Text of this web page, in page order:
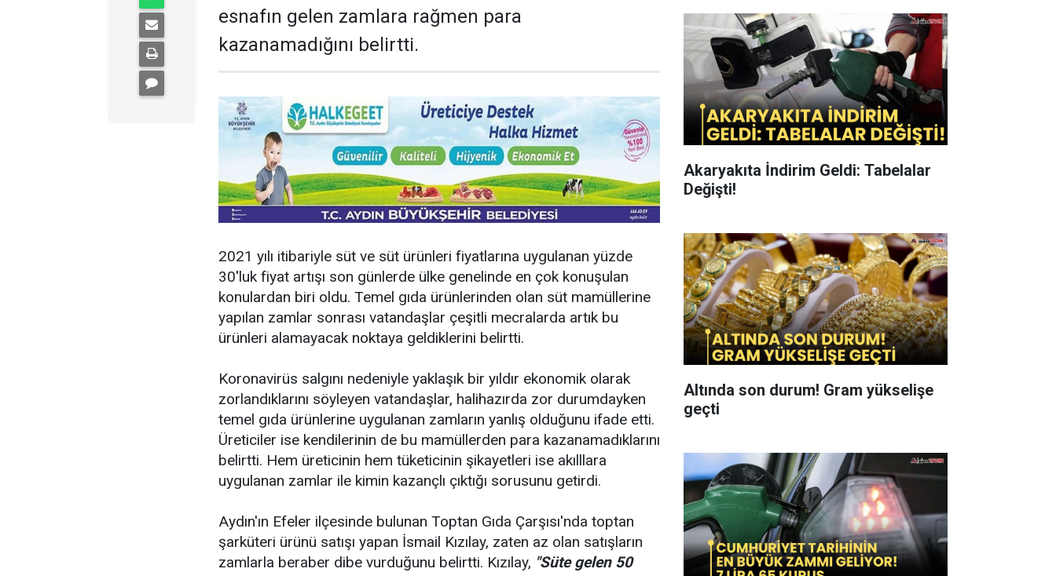
esnafın gelen zamlara rağmen para
kazanamadığını belirtti.
2021 yılı itibariyle süt ve süt ürünleri fiyatlarına uygulanan yüzde
30'luk fiyat artışı son günlerde ülke genelinde en çok konuşulan
konulardan biri oldu. Temel gıda ürünlerinden olan süt mamüllerine
yapılan zamlar sonrası vatandaşlar çeşitli mecralarda artık bu
ürünleri alamayacak noktaya geldiklerini belirtti.
Koronavirüs salgını nedeniyle yaklaşık bir yıldır ekonomik olarak
zorlandıklarını söyleyen vatandaşlar, halihazırda zor durumdayken
temel gıda ürünlerine uygulanan zamların yanlış olduğunu ifade etti.
Üreticiler ise kendilerinin de bu mamüllerden para kazanamadıklarını
belirtti. Hem üreticinin hem tüketicinin şikayetleri ise akılllara
uygulanan zamlar ile kimin kazançlı çıktığı sorusunu getirdi.
Aydın'ın Efeler ilçesinde bulunan Toptan Gıda Çarşısı'nda toptan
şarküteri ürünü satışı yapan İsmail Kızılay, zaten az olan satışların
zamlarla beraber dibe vurduğunu belirtti. Kızılay, "Süte gelen 50
Akaryakıta İndirim Geldi: Tabelalar
Değişti!
Altında son durum! Gram yükselişe
geçti